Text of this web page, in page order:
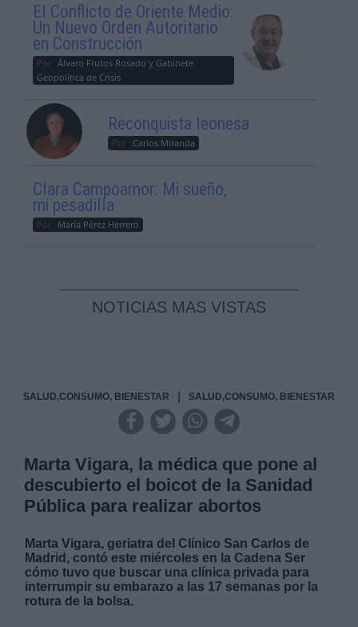
El Conflicto de Oriente Medio:
Un Nuevo Orden Autoritario
en Construcción
Por Álvaro Frutos Rosado y Gabinete
Geopolítica de Crisis
Reconquista leonesa
Por Carlos Miranda
Clara Campoamor: Mi sueño,
mi pesadilla
Por María Pérez Herrero
NOTICIAS MAS VISTAS
SALUD,CONSUMO, BIENESTAR SALUD,CONSUMO, BIENESTAR
Marta Vigara, la médica que pone al
descubierto el boicot de la Sanidad
Pública para realizar abortos
Marta Vigara, geriatra del Clínico San Carlos de
Madrid, contó este miércoles en la Cadena Ser
cómo tuvo que buscar una clínica privada para
interrumpir su embarazo a las 17 semanas por la
rotura de la bolsa.